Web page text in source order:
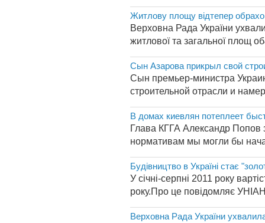
Житлову площу відтепер
Верховна Рада України
житлової та загальної площ
Сын Азарова прикрыл свой
Сын премьер-министра
строительной отрасли и
В домах киевлян потеплеет
Глава КГГА Александр Попов
нормативам мы могли бы
Будівництво в Україні стає
У січні-серпні 2011 року
року.Про це повідомляє
Верховна Рада України